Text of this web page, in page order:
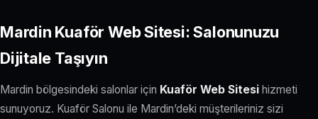
Mardin Kuaför Web Sitesi: Salonunuzu
Dijitale Taşıyın
Mardin bölgesindeki salonlar için Kuaför Web Sitesi hizmeti
sunuyoruz. Kuaför Salonu ile Mardin’deki müşterileriniz sizi